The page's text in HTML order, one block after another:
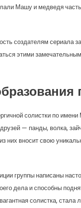
Машу и медведя
создателям сериала
этими
солистки по
— панды, волка,
них вносит свою
группы написаны
дела и способны
солистка,